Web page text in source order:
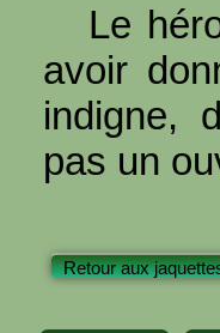
Le
avoir
indigne,
pas un
Retour aux